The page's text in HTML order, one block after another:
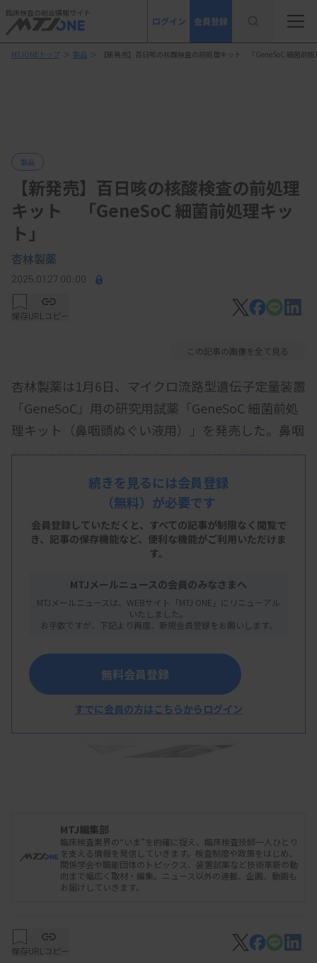
臨床検査の総合情報サイト
ログイン 会員登録
MTJONEトップ ＞ 製品 ＞ 【新発売】百日咳の核酸検査の前処理キット 「GeneSoC 細菌前
製品
【新発売】百日咳の核酸検査の前処理
キット 「GeneSoC 細菌前処理キッ
ト」
杏林製薬
2025.01.27 00:00
保存URLコピー
この記事の画像を全て見る
杏林製薬は1月6日、マイクロ流路型遺伝子定量装置
「GeneSoC」用の研究用試薬「GeneSoC 細菌前処
理キット（鼻咽頭ぬぐい液用）」を発売した。鼻咽
頭ぬぐい液と混合することで、検体中の細菌から核
酸を迅速・簡便に抽出できる。細菌前処理キットで
の処理検体は同社製の百日咳菌核酸キット
「GeneSoC 百日咳菌検出キット」の測定サンプル
として直接使用できる。
希望納入価格（24テスト分、税別）は1万3200円。
資料はこちら
GeneSoC 細菌前処理キット（鼻咽頭ぬぐい液用）
続きを見るには会員登録
（無料）が必要です
会員登録していただくと、すべての記事が制限なく閲覧で
き、 記事の保存機能など、便利な機能がご利用いただけま
す。
MTJメールニュースの会員のみなさまへ
MTJメールニュースは、WEBサイト「MTJ ONE」にリニューアル
いたしました。
お手数ですが、下記より再度、新規会員登録をお願いします。
無料会員登録
すでに会員の方はこちらからログイン
MTJ編集部
臨床検査業界の“いま”を的確に捉え、臨床検査技師一人ひとり
を支える情報を発信していきます。検査制度や政策をはじめ、
関係学会や職能団体のトピックス、装置試薬など技術革新の動
向まで幅広く取材・編集。ニュース以外の連載、企画、動画も
お届けしていきます。
保存URLコピー